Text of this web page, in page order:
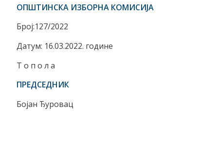
ОПШТИНСКА ИЗБОРНА КОМИСИЈА
Број:127/2022
Датум: 16.03.2022. године
Т о п о л а
ПРЕДСЕДНИК
Бојан Ђуровац